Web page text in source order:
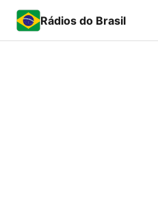
Rádios do Brasil